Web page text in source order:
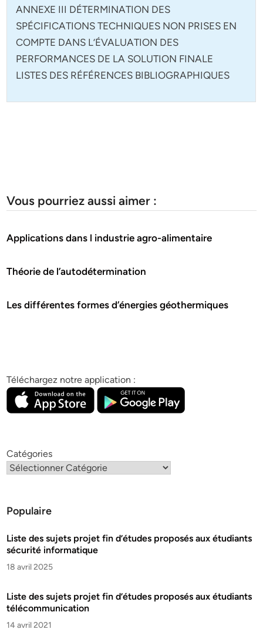
ANNEXE III DÉTERMINATION DES
SPÉCIFICATIONS TECHNIQUES NON PRISES EN
COMPTE DANS L’ÉVALUATION DES
PERFORMANCES DE LA SOLUTION FINALE
LISTES DES RÉFÉRENCES BIBLIOGRAPHIQUES
Vous pourriez aussi aimer :
Applications dans l industrie agro-alimentaire
Théorie de l’autodétermination
Les différentes formes d’énergies géothermiques
Téléchargez notre application :
Catégories
Populaire
Liste des sujets projet fin d’études proposés aux étudiants
sécurité informatique
18 avril 2025
Liste des sujets projet fin d’études proposés aux étudiants
télécommunication
14 avril 2021